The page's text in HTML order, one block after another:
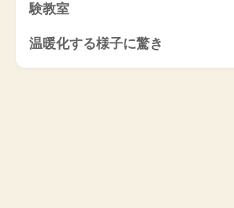
験教室
温暖化する様子に驚き